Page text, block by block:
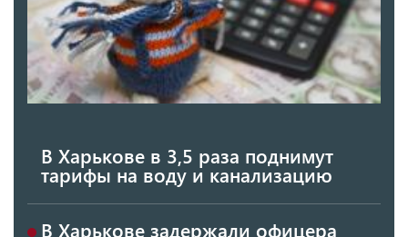
В Харькове в 3,5 раза поднимут
тарифы на воду и канализацию
В Харькове задержали офицера